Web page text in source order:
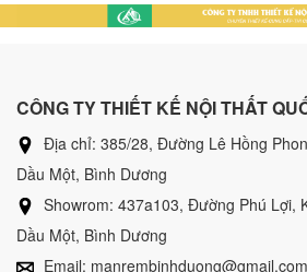
CÔNG TY THIẾT KẾ NỘI THẤT
Địa chỉ: 385/28, Đường Lê Hồng
Dầu Một, Bình Dương
Showrom: 437a103, Đường Phú Lợi,
Dầu Một, Bình Dương
Email: